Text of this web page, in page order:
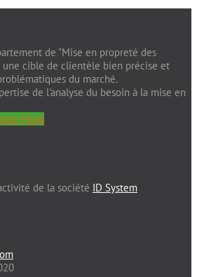
de "Mise en propreté des
une cible de clientèle bien précise et
du marché.
de l'analyse du besoin à la mise en
Fluid
de la société ID System